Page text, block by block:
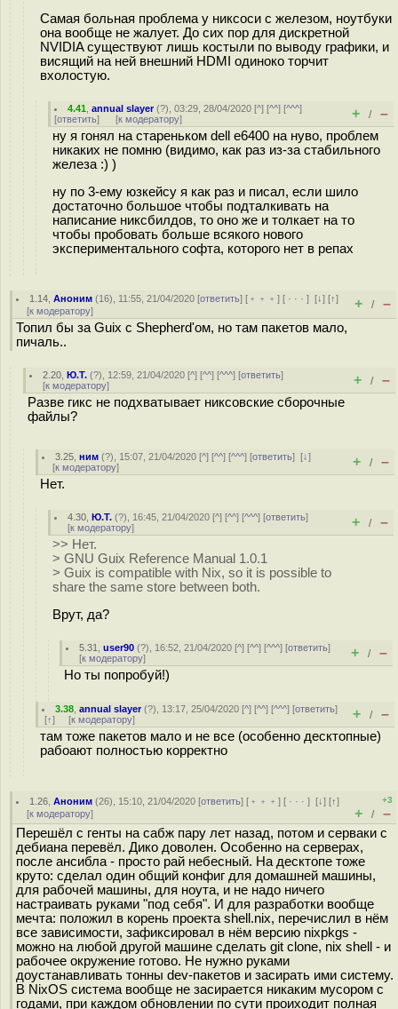
Самая больная проблема у никсоси с железом, ноутбуки
она вообще не жалует. До сих пор для дискретной
NVIDIA существуют лишь костыли по выводу графики, и
висящий на ней внешний HDMI одиноко торчит
вхолостую.
4.41 ,annual slayer(?), 03:29, 28/04/2020 [^] [^^] [^^^]
[ответить] [к модератору] + / –
ну я гонял на стареньком dell e6400 на нуво, проблем
никаких не помню (видимо, как раз из-за стабильного
железа :) )
ну по 3-ему юзкейсу я как раз и писал, если шило
достаточно большое чтобы подталкивать на
написание никсбилдов, то оно же и толкает на то
чтобы пробовать больше всякого нового
экспериментального софта, которого нет в репах
1.14 ,Аноним (16), 11:55, 21/04/2020 [ответить] [ ﹢﹢﹢] [ · · ·][↓] [↑]
[к модератору] + / –
Топил бы за Guix c Shepherd'ом, но там пакетов мало,
пичаль..
2.20 ,Ю.Т. (?), 12:59, 21/04/2020 [^] [^^] [^^^] [ответить]
[к модератору] + / –
Разве гикс не подхватывает никсовские сборочные
файлы?
3.25 ,ним (?), 15:07, 21/04/2020 [^] [^^] [^^^] [ответить][↓]
[к модератору] + / –
Нет.
4.30 ,Ю.Т. (?), 16:45, 21/04/2020 [^] [^^] [^^^] [ответить]
[к модератору] + / –
>> Нет.
> GNU Guix Reference Manual 1.0.1
> Guix is compatible with Nix, so it is possible to
share the same store between both.
Врут, да?
5.31 ,user90 (?), 16:52, 21/04/2020 [^] [^^] [^^^] [ответить]
[к модератору] + / –
Но ты попробуй!)
3.38 ,annual slayer(?), 13:17, 25/04/2020 [^] [^^] [^^^] [ответить]
[↑] [к модератору] + / –
там тоже пакетов мало и не все (особенно десктопные)
рабоают полностью корректно
1.26 ,Аноним (26), 15:10, 21/04/2020 [ответить] [ ﹢﹢﹢] [ · · ·][↓] [↑]
[к модератору]
+3
+ / –
Перешёл с генты на сабж пару лет назад, потом и серваки с
дебиана перевёл. Дико доволен. Особенно на серверах,
после ансибла - просто рай небесный. На десктопе тоже
круто: сделал один общий конфиг для домашней машины,
для рабочей машины, для ноута, и не надо ничего
настраивать руками "под себя". И для разработки вообще
мечта: положил в корень проекта shell.nix, перечислил в нём
все зависимости, зафиксировал в нём версию nixpkgs -
можно на любой другой машине сделать git clone, nix shell - и
рабочее окружение готово. Не нужно руками
доустанавливать тонны dev-пакетов и засирать ими систему.
В NixOS система вообще не засирается никаким мусором с
годами, при каждом обновлении по сути проиходит полная